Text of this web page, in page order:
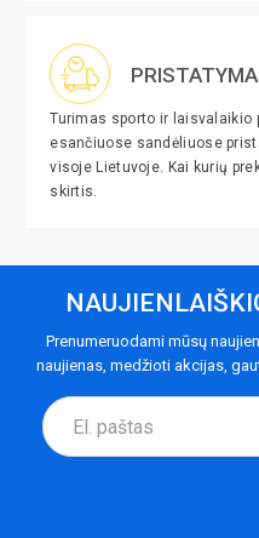
Turimas sporto ir laisvalaikio
esančiuose sandėliuose
visoje Lietuvoje. Kai kurių
skirtis.
Prenumeruodami mūsų
naujienas, medžioti akcijas,